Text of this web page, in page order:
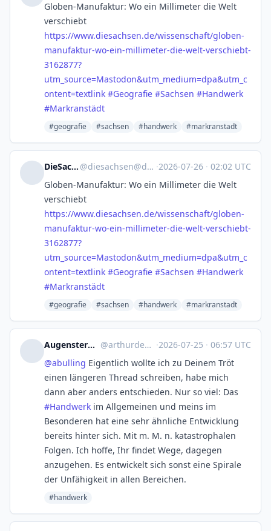
Globen-Manufaktur: Wo ein Millimeter die Welt
verschiebt
https://www.diesachsen.de/wissenschaft/globen-
manufaktur-wo-ein-millimeter-die-welt-verschiebt-
3162877?
utm_source=Mastodon&utm_medium=dpa&utm_c
ontent=textlink #Geografie #Sachsen #Handwerk
#Markranstädt
#geografie #sachsen #handwerk #markranstadt
DieSachsen @diesachsen@dju.social ·2026-07-26 · 02:02 UTC
Globen-Manufaktur: Wo ein Millimeter die Welt
verschiebt
https://www.diesachsen.de/wissenschaft/globen-
manufaktur-wo-ein-millimeter-die-welt-verschiebt-
3162877?
utm_source=Mastodon&utm_medium=dpa&utm_c
ontent=textlink #Geografie #Sachsen #Handwerk
#Markranstädt
#geografie #sachsen #handwerk #markranstadt
Augenstern 👓 🇪🇺 🇩🇪 🇪🇸 @arthurdent@troet.cafe ·2026-07-25 · 06:57 UTC
@abulling Eigentlich wollte ich zu Deinem Tröt
einen längeren Thread schreiben, habe mich
dann aber anders entschieden. Nur so viel: Das
#Handwerk im Allgemeinen und meins im
Besonderen hat eine sehr ähnliche Entwicklung
bereits hinter sich. Mit m. M. n. katastrophalen
Folgen. Ich hoffe, Ihr findet Wege, dagegen
anzugehen. Es entwickelt sich sonst eine Spirale
der Unfähigkeit in allen Bereichen.
#handwerk